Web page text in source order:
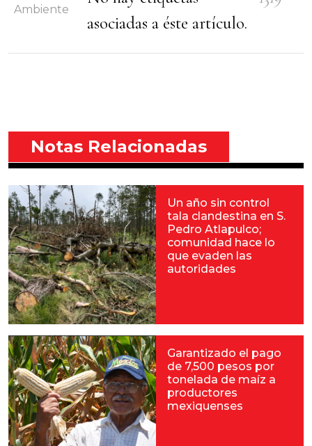
Ambiente
asociadas a éste artículo.
Notas Relacionadas
Un año sin control
tala clandestina en S.
Pedro Atlapulco;
comunidad hace lo
que evaden las
autoridades
Garantizado el pago
de 7,500 pesos por
tonelada de maíz a
productores
mexiquenses